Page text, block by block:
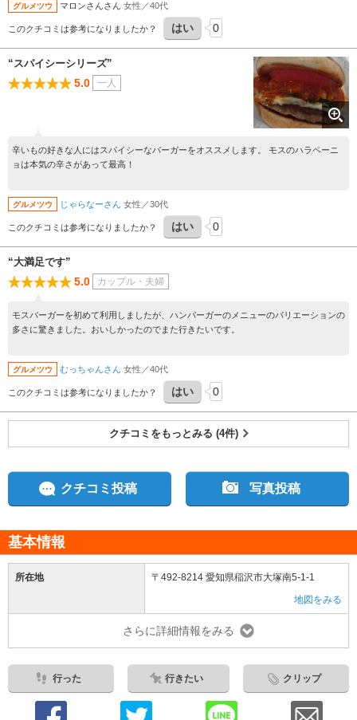
グルメツウ マロンさんさん 女性／40代
このクチコミは参考になりましたか？ はい 0
“スパイシーシリーズ”
5.0 一人
辛いもの好きな人にはスパイシーなバーガーをオススメします。 モスのハラペーニ
ョは本気の辛さがあって最高！
グルメツウ じゃらなーさん 女性／30代
このクチコミは参考になりましたか？ はい 0
“大満足です”
5.0 カップル・夫婦
モスバーガーを初めて利用しましたが、ハンバーガーのメニューのバリエーションの
多さに驚きました。おいしかったのでまた行きたいです。
グルメツウ むっちゃんさん 女性／40代
このクチコミは参考になりましたか？ はい 0
クチコミをもっとみる (4件)
クチコミ投稿 写真投稿
基本情報
所在地
〒492-8214 愛知県稲沢市大塚南5-1-1
地図をみる
さらに詳細情報をみる
行った 行きたい クリップ